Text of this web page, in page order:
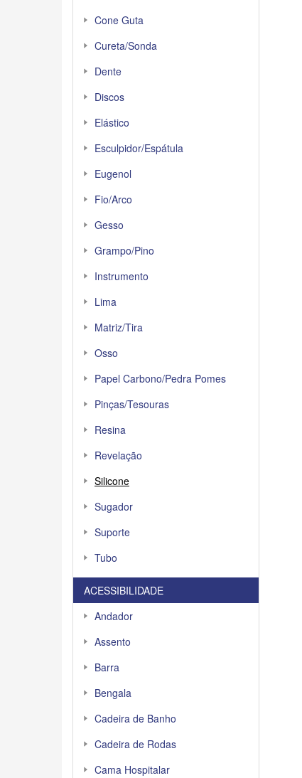
Cone Guta
Cureta/Sonda
Dente
Discos
Elástico
Esculpidor/Espátula
Eugenol
Fio/Arco
Gesso
Grampo/Pino
Instrumento
Lima
Matriz/Tira
Osso
Papel Carbono/Pedra Pomes
Pinças/Tesouras
Resina
Revelação
Silicone
Sugador
Suporte
Tubo
ACESSIBILIDADE
Andador
Assento
Barra
Bengala
Cadeira de Banho
Cadeira de Rodas
Cama Hospitalar